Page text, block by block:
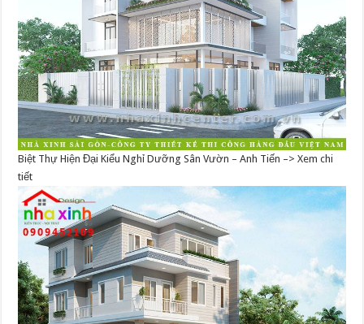
Biệt Thự Hiện Đại Kiểu Nghỉ Dưỡng Sân Vườn – Anh Tiến –> Xem chi
tiết